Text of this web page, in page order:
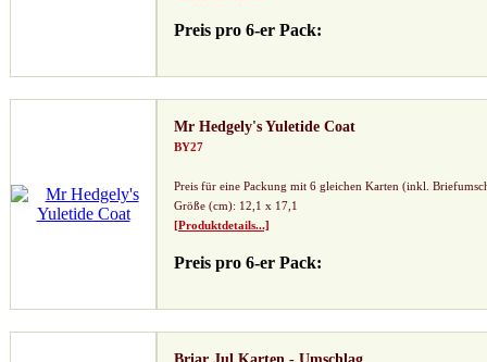
Preis pro 6-er Pack:
Mr Hedgely's Yuletide Coat
BY27
Preis für eine Packung mit 6 gleichen Karten (inkl.
Größe (cm): 12,1 x 17,1
[Produktdetails...]
Preis pro 6-er Pack: